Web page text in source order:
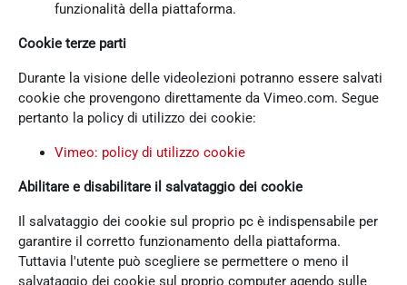
funzionalità della piattaforma.
Cookie terze parti
Durante la visione delle videolezioni potranno essere salvati
cookie che provengono direttamente da Vimeo.com. Segue
pertanto la policy di utilizzo dei cookie:
Vimeo: policy di utilizzo cookie
Abilitare e disabilitare il salvataggio dei cookie
Il salvataggio dei cookie sul proprio pc è indispensabile per
garantire il corretto funzionamento della piattaforma.
Tuttavia l'utente può scegliere se permettere o meno il
salvataggio dei cookie sul proprio computer agendo sulle